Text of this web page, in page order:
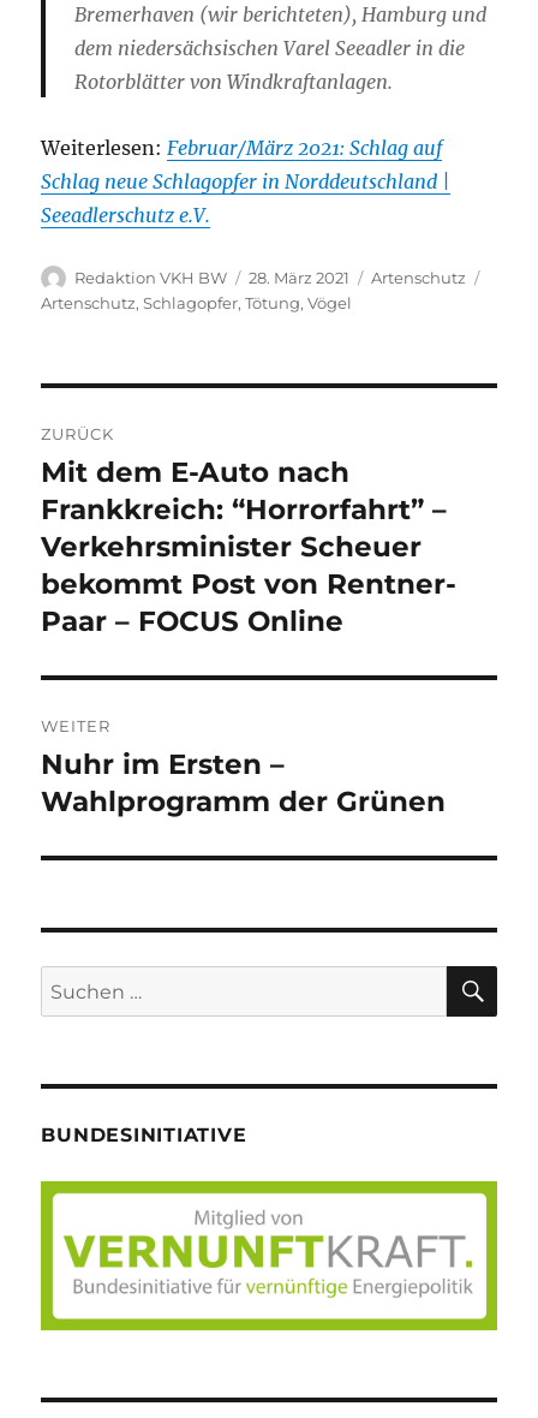
Bremerhaven (wir berichteten), Hamburg und
dem niedersächsischen Varel Seeadler in die
Rotorblätter von Windkraftanlagen.
Weiterlesen: Februar/März 2021: Schlag auf
Schlag neue Schlagopfer in Norddeutschland |
Seeadlerschutz e.V.
Autor
Redaktion VKH BW
Veröffentlicht
am
28. März 2021 Kategorien
Artenschutz
Artenschutz,Schlagopfer,Tötung,Vögel
ZURÜCK
Vorheriger
Beitrag:
Mit dem E-Auto nach
Frankkreich: “Horrorfahrt” –
Verkehrsminister Scheuer
bekommt Post von Rentner-
Paar – FOCUS Online
WEITER
Nächster
Beitrag:
Nuhr im Ersten –
Wahlprogramm der Grünen
Suche
nach:
BUNDESINITIATIVE